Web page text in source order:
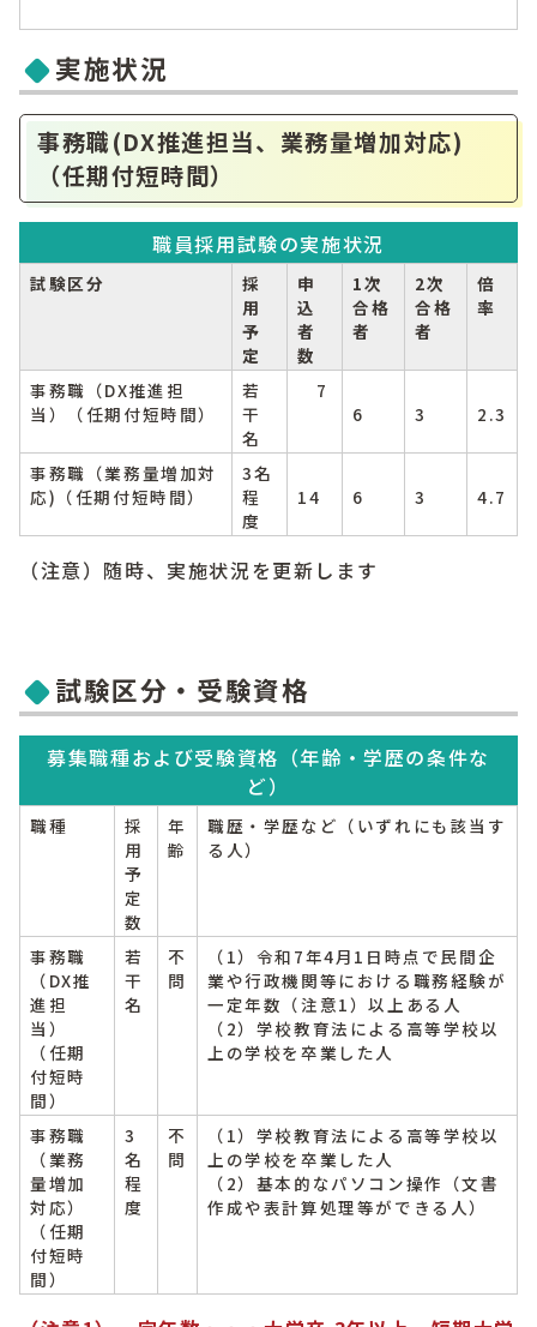
実施状況
事務職(DX推進担当、業務量増加対応)
（任期付短時間）
職員採用試験の実施状況
試験区分
採
用
予
定
申
込
者
数
1次
合格
者
2次
合格
者
倍
率
事務職（DX推進担
当）（任期付短時間）
若
干
名
7
6
3 2.3
事務職（業務量増加対
応)（任期付短時間）
3名
程
度
14 6 3 4.7
（注意）随時、実施状況を更新します
試験区分・受験資格
募集職種および受験資格（年齢・学歴の条件な
ど）
職種
採
用
予
定
数
年
齢
職歴・学歴など（いずれにも該当す
る人）
事務職
（DX推
進担
当）
（任期
付短時
間）
若
干
名
不
問
（1）令和7年4月1日時点で民間企
業や行政機関等における職務経験が
一定年数（注意1）以上ある人
（2）学校教育法による高等学校以
上の学校を卒業した人
事務職
（業務
量増加
対応）
（任期
付短時
間）
3
名
程
度
不
問
（1）学校教育法による高等学校以
上の学校を卒業した人
（2）基本的なパソコン操作（文書
作成や表計算処理等ができる人）